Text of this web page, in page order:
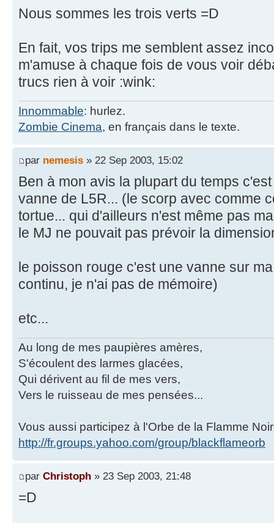
Nous sommes les trois verts =D
En fait, vos trips me semblent assez
m'amuse à chaque fois de vous voir
trucs rien à voir :wink:
Innommable: hurlez.
Zombie Cinema, en français dans le texte.
par nemesis » 22 Sep 2003, 15:02
Ben à mon avis la plupart du temps
vanne de L5R... (le scorp avec comme
tortue... qui d'ailleurs n'est même pas
le MJ ne pouvait pas prévoir la
le poisson rouge c'est une vanne sur
continu, je n'ai pas de mémoire)
etc...
Au long de mes paupières amères,
S'écoulent des larmes glacées,
Qui dérivent au fil de mes vers,
Vers le ruisseau de mes pensées...
Vous aussi participez à l'Orbe de la Flamme
http://fr.groups.yahoo.com/group/blackflameorb
par Christoph » 23 Sep 2003, 21:48
=D